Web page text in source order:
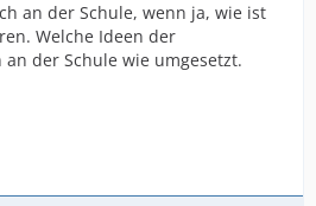
an der Schule, wenn ja, wie ist
Welche Ideen der
der Schule wie umgesetzt.